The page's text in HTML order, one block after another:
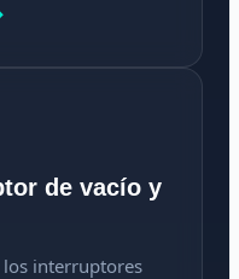
de vacío y
los interruptores